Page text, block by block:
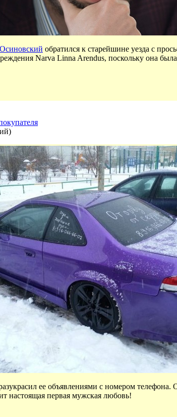
обратился к старейшине уезда с
Narva Linna Arendus, поскольку она
)
ее объявлениями с номером
настоящая первая мужская любовь!